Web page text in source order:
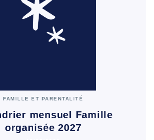
FAMILLE ET PARENTALITÉ
mensuel Famille
organisée 2027